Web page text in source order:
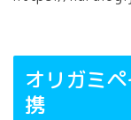
オリガミ
携